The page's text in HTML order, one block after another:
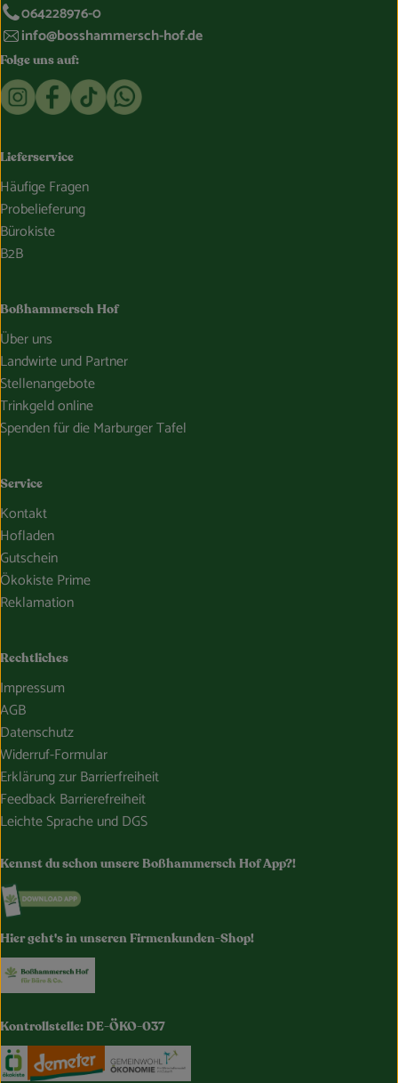
064228976-0
info@bosshammersch-hof.de
Folge uns auf:
Externer Link zu https://www.instagram.com/
Externer Link zu https://www.facebook.com/
Externer Link zu https://www.tiktok.com/
Externer Link zu https://whatsapp.com/
Lieferservice
Häufige Fragen
Probelieferung
Bürokiste
B2B
Boßhammersch Hof
Über uns
Landwirte und Partner
Stellenangebote
Trinkgeld online
Spenden für die Marburger Tafel
Service
Kontakt
Hofladen
Gutschein
Ökokiste Prime
Reklamation
Rechtliches
Impressum
AGB
Datenschutz
Widerruf-Formular
Erklärung zur Barrierfreiheit
Feedback Barrierefreiheit
Leichte Sprache und DGS
Kennst du schon unsere Boßhammersch Hof App?!
Externer Link zu https://www.bosshammersch-
Hier geht's in unseren Firmenkunden-Shop!
Kontrollstelle: DE-ÖKO-037
Externer Link zu https://www.oekokiste.de/
Externer Link zu https://www.demeter.de/